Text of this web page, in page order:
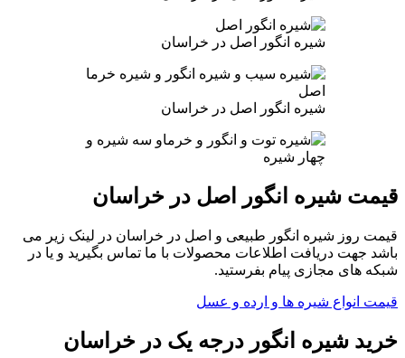
شیره انگور اصل در خراسان
شیره انگور اصل در خراسان
قیمت شیره انگور اصل در خراسان
قیمت روز شیره انگور طبیعی و اصل در خراسان در لینک زیر می
باشد جهت دریافت اطلاعات محصولات با ما تماس بگیرید و یا در
شبکه های مجازی پیام بفرستید.
قیمت انواع شیره ها و ارده و عسل
خرید شیره انگور درجه یک در خراسان